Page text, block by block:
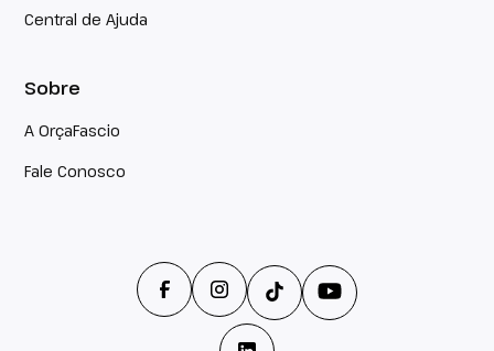
Central de Ajuda
Sobre
A OrçaFascio
Fale Conosco